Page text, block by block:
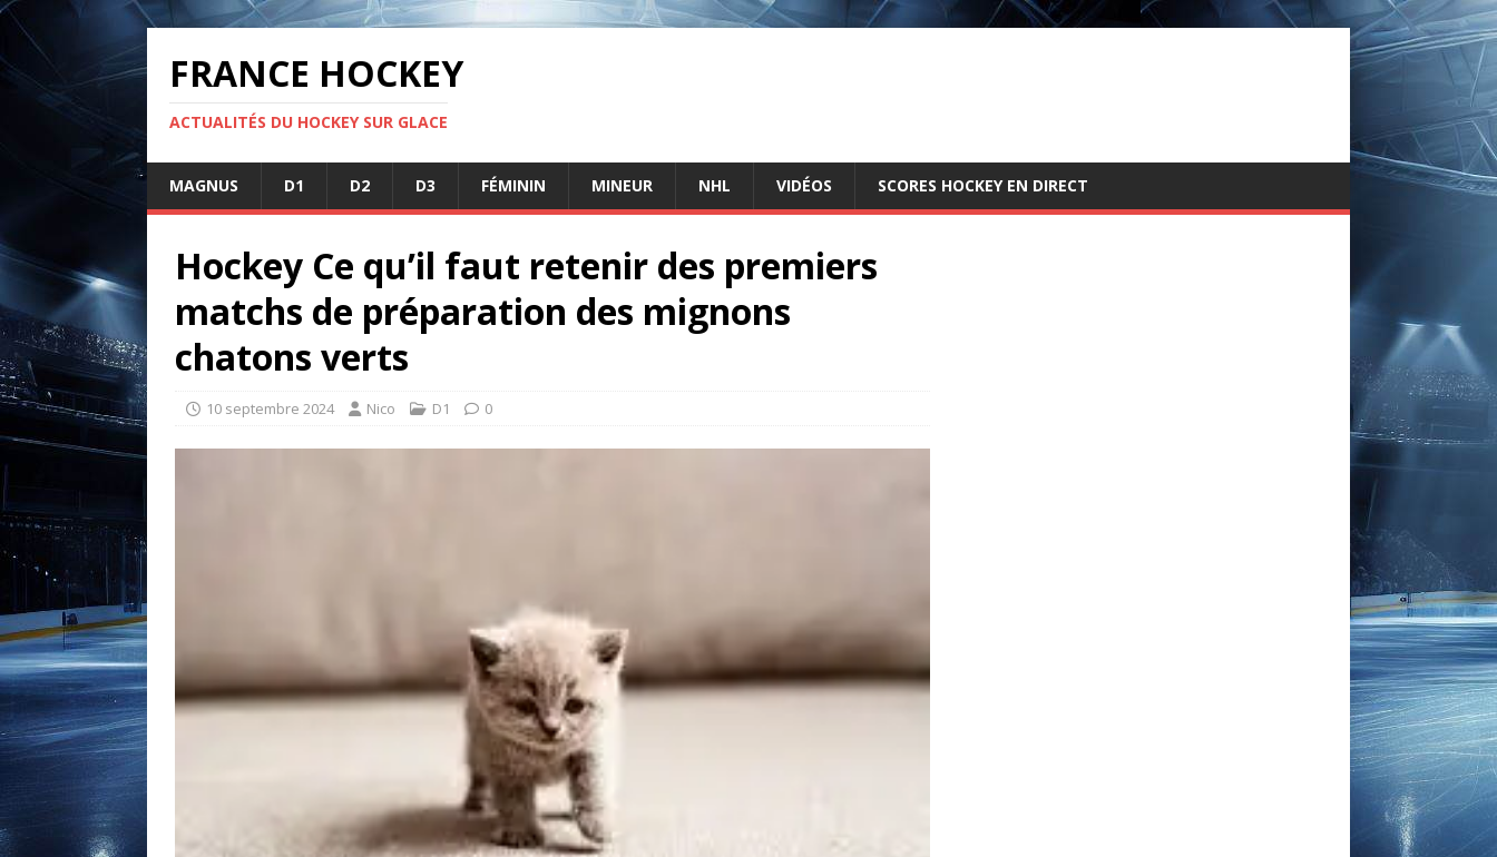
FRANCE HOCKEY
ACTUALITÉS DU HOCKEY SUR GLACE
MAGNUS D1 D2 D3 FÉMININ MINEUR NHL VIDÉOS SCORES HOCKEY EN DIRECT
Hockey Ce qu’il faut retenir des premiers
matchs de préparation des mignons
chatons verts
10 septembre 2024 Nico D1 0